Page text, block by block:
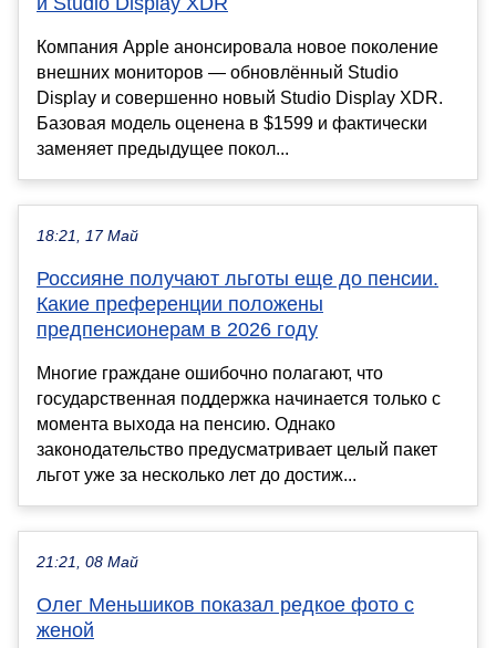
Компания Apple анонсировала новое поколение
внешних мониторов — обновлённый Studio
Display и совершенно новый Studio Display XDR.
Базовая модель оценена в $1599 и фактически
заменяет предыдущее покол...
18:21, 17 Май
Россияне получают льготы еще до пенсии.
Какие преференции положены
предпенсионерам в 2026 году
Многие граждане ошибочно полагают, что
государственная поддержка начинается только с
момента выхода на пенсию. Однако
законодательство предусматривает целый пакет
льгот уже за несколько лет до достиж...
21:21, 08 Май
Олег Меньшиков показал редкое фото с
женой